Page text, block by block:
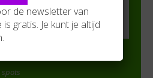
spots
de newsletter van
gratis. Je kunt je altijd